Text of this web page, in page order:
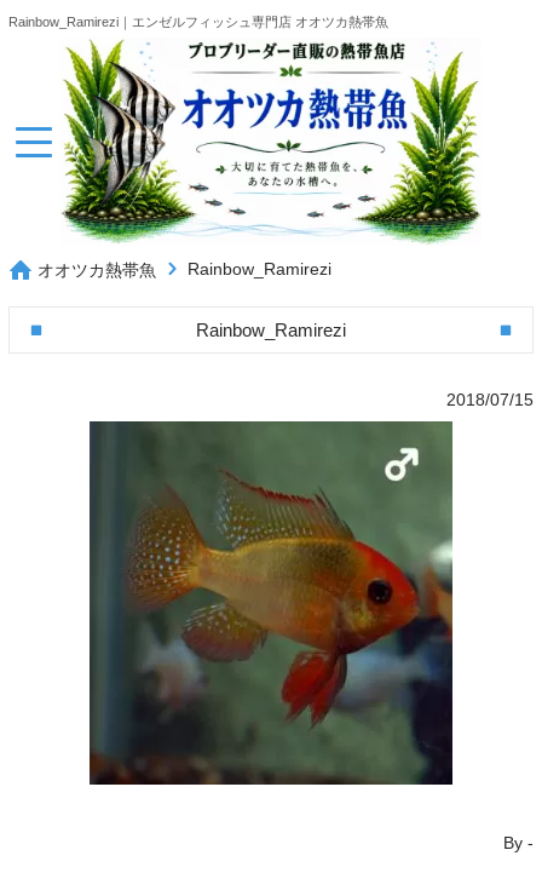
Rainbow_Ramirezi｜エンゼルフィッシュ専門店 オオツカ熱帯魚
オオツカ熱帯魚 Rainbow_Ramirezi
Rainbow_Ramirezi
2018/07/15
By-